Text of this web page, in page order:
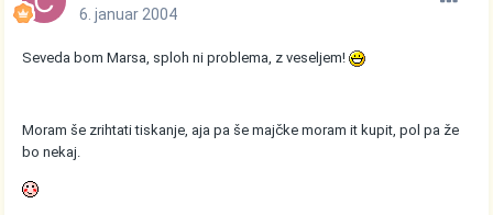
6. januar 2004
Seveda bom Marsa, sploh ni problema, z veseljem!
Moram še zrihtati tiskanje, aja pa še majčke moram it kupit, pol pa že
bo nekaj.